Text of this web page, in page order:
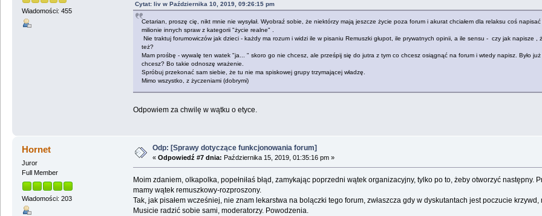
Wiadomości: 455
Cytat: liv w Października 10, 2019, 09:26:15 pm
Cetarian, proszę cię, nikt mnie nie wysyłał. Wyobraź sobie, że niektórzy mają jeszcze życie poza forum i akurat chciałem dla relaksu coś
milionie innych spraw z kategorii "życie realne" .
Nie traktuj forumowiczów jak dzieci - każdy ma rozum i widzi ile w pisaniu Remuszki głupot, ile prywatnych opinii, a ile sensu - czy jak napisze ,
też?
Mam prośbę - wywalę ten watek "ja... " skoro go nie chcesz, ale prześpij się do jutra z tym co chcesz osiągnąć na forum i wtedy napisz. Było
chcesz? Bo takie odnoszę wrażenie.
Spróbuj przekonać sam siebie, że tu nie ma spiskowej grupy trzymającej władzę.
Mimo wszystko, z życzeniami (dobrymi)
Odpowiem za chwilę w wątku o etyce.
Hornet
Juror
Full Member
Wiadomości: 203
Odp: [Sprawy dotyczące funkcjonowania forum]
« Odpowiedź #7 dnia: Października 15, 2019, 01:35:16 pm »
Moim zdaniem, olkapolka, popełniłaś błąd, zamykając poprzedni wątek organizacyjny, tylko po to, żeby otworzyć następny.
mamy wątek remuszkowy-rozproszony.
Tak, jak pisałem wcześniej, nie znam lekarstwa na bolączki tego forum, zwłaszcza gdy w dyskutantach jest poczucie
Musicie radzić sobie sami, moderatorzy. Powodzenia.